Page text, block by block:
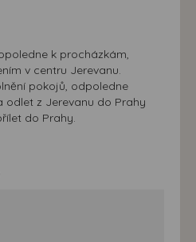
k procházkám,
v centru Jerevanu.
pokojů, odpoledne
odlet z Jerevanu do Prahy
do Prahy.